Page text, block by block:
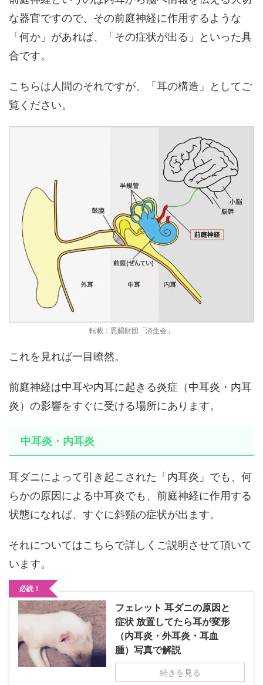
な器官ですので、その前庭神経に作用するような
「何か」があれば、「その症状が出る」といった具
合です。
こちらは人間のそれですが、「耳の構造」としてご
覧ください。
転載：恩賜財団「済生会」
これを見れば一目瞭然。
前庭神経は中耳や内耳に起きる炎症（中耳炎・内耳
炎）の影響をすぐに受ける場所にあります。
中耳炎・内耳炎
耳ダニによって引き起こされた「内耳炎」でも、何
らかの原因による中耳炎でも、前庭神経に作用する
状態になれば、すぐに斜頸の症状が出ます。
それについてはこちらで詳しくご説明させて頂いて
います。
必読！
フェレット 耳ダニの原因と
症状 放置してたら耳が変形
（内耳炎・外耳炎・耳血
腫）写真で解説
続きを見る